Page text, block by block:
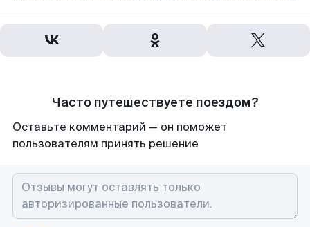
Часто путешествуете поездом?
Оставьте комментарий — он поможет
пользователям принять решение